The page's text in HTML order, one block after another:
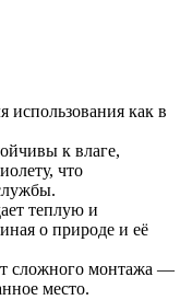
использования как в
к влаге,
что
теплую и
о природе и её
сложного монтажа —
место.